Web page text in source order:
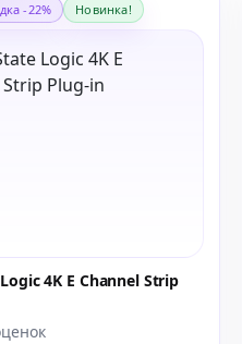
-22% Новинка!
4K E Channel Strip